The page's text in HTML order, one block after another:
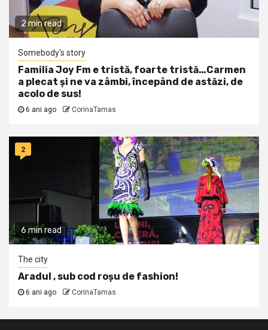
2 min read
Somebody's story
Familia Joy Fm e tristă, foarte tristă…Carmen
a plecat și ne va zâmbi, începând de astăzi, de
acolo de sus!
6 ani ago CorinaTamas
6 min read
2
The city
Aradul , sub cod roșu de fashion!
6 ani ago CorinaTamas